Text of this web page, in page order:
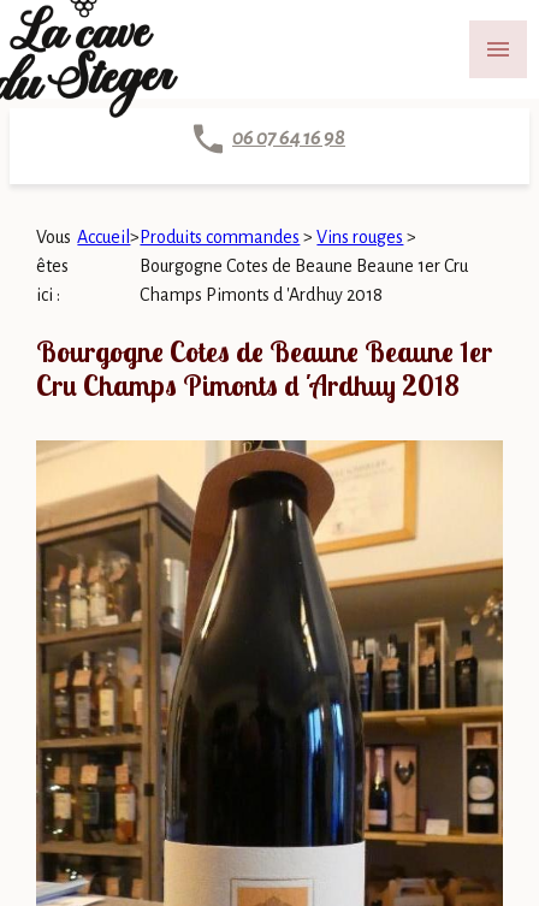
menu
06 07 64 16 98
Vous
êtes
ici :
Accueil> Produits commandes >Vins rouges >
Bourgogne Cotes de Beaune Beaune 1er Cru
Champs Pimonts d 'Ardhuy 2018
Bourgogne Cotes de Beaune Beaune 1er
Cru Champs Pimonts d 'Ardhuy 2018
Panneau de gestion des cookies